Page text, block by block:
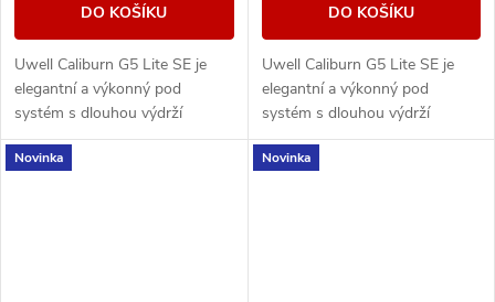
DO KOŠÍKU
Uwell Caliburn G5 Lite SE je
elegantní a výkonný pod
systém s dlouhou výdrží
baterie, duální regulací airflow a
technologií PRO-FOCS 4.0 pro
DO KOŠÍKU
Uwell Caliburn G5 Lite SE je
elegantní a výkonný pod
systém s dlouhou výdrží
baterie, duální regulací airflow a
technologií PRO-FOCS 4.0 pro
Novinka Novinka